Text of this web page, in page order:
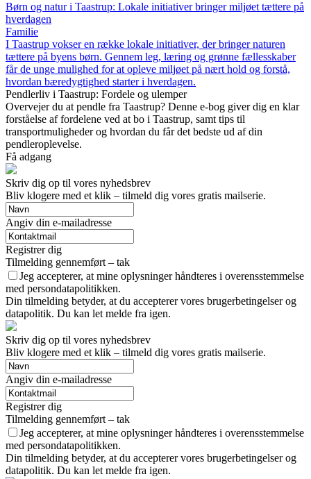
Børn og natur i Taastrup: Lokale initiativer bringer miljøet tættere på
hverdagen
Familie
I Taastrup vokser en række lokale initiativer, der bringer naturen
tættere på byens børn. Gennem leg, læring og grønne fællesskaber
får de unge mulighed for at opleve miljøet på nært hold og forstå,
hvordan bæredygtighed starter i hverdagen.
Pendlerliv i Taastrup: Fordele og ulemper
Overvejer du at pendle fra Taastrup? Denne e-bog giver dig en klar
forståelse af fordelene ved at bo i Taastrup, samt tips til
transportmuligheder og hvordan du får det bedste ud af din
pendleroplevelse.
Få adgang
Skriv dig op til vores nyhedsbrev
Bliv klogere med et klik – tilmeld dig vores gratis mailserie.
Angiv din e-mailadresse
Registrer dig
Tilmelding gennemført – tak
Jeg accepterer, at mine oplysninger håndteres i overensstemmelse
med persondatapolitikken.
Din tilmelding betyder, at du accepterer vores brugerbetingelser og
datapolitik. Du kan let melde fra igen.
Skriv dig op til vores nyhedsbrev
Bliv klogere med et klik – tilmeld dig vores gratis mailserie.
Angiv din e-mailadresse
Registrer dig
Tilmelding gennemført – tak
Jeg accepterer, at mine oplysninger håndteres i overensstemmelse
med persondatapolitikken.
Din tilmelding betyder, at du accepterer vores brugerbetingelser og
datapolitik. Du kan let melde fra igen.